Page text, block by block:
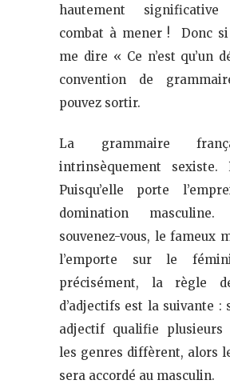
hautement
combat à mener ! Donc
me dire « Ce n’est qu’un
convention de
pouvez sortir.
La grammaire
intrinsèquement sexiste.
Puisqu’elle porte
domination
souvenez-vous, le fameux
l’emporte sur le
précisément, la règle
d’adjectifs est la suivante :
adjectif qualifie plusieurs
les genres diffèrent, alors
sera accordé au masculin.